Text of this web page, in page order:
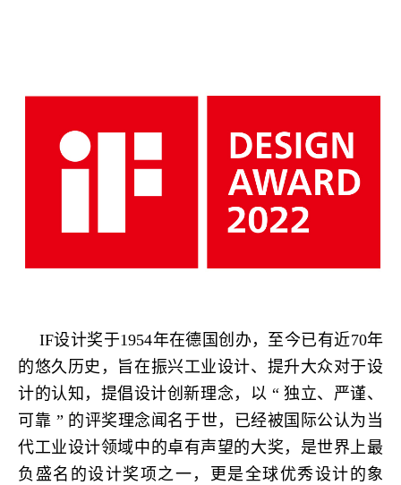
IF设计奖于1954年在德国创办，至今已有近70年
的悠久历史，旨在振兴工业设计、提升大众对于设
计的认知，提倡设计创新理念，以 “ 独立、严谨、
可靠 ” 的评奖理念闻名于世，已经被国际公认为当
代工业设计领域中的卓有声望的大奖，是世界上最
负盛名的设计奖项之一，更是全球优秀设计的象